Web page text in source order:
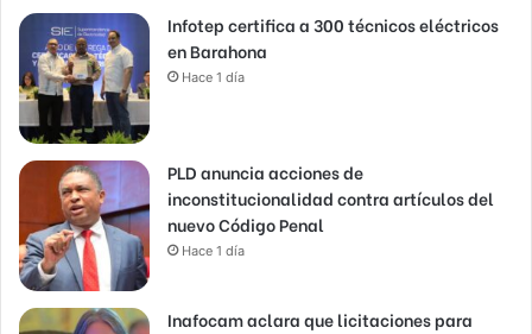
Infotep certifica a 300 técnicos eléctricos
en Barahona
Hace 1 día
PLD anuncia acciones de
inconstitucionalidad contra artículos del
nuevo Código Penal
Hace 1 día
Inafocam aclara que licitaciones para